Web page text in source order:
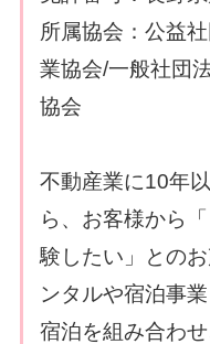
所属協会：公益
業協会/一般社団
協会
不動産業に10年
ら、お客様から
験したい」との
ンタルや宿泊事
宿泊を組み合わ